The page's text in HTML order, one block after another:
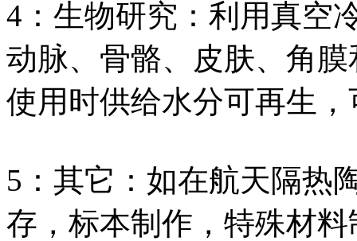
4：生物研究：利用真空
动脉、骨骼、皮肤、角
使用时供给水分可再生
5：其它：如在航天隔热
存，标本制作，特殊材